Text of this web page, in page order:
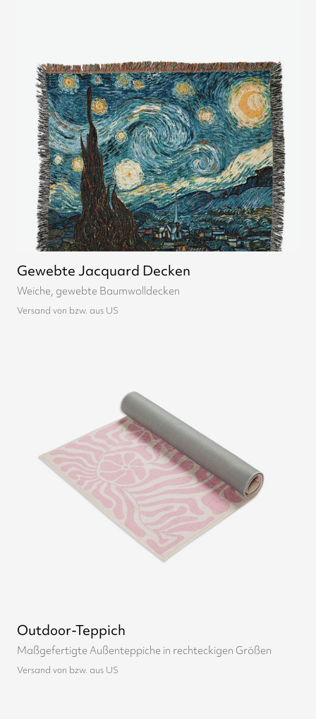
Gewebte Jacquard Decken
Weiche, gewebte Baumwolldecken
Versand von bzw. aus US
Outdoor-Teppich
Maßgefertigte Außenteppiche in rechteckigen Größen
Versand von bzw. aus US